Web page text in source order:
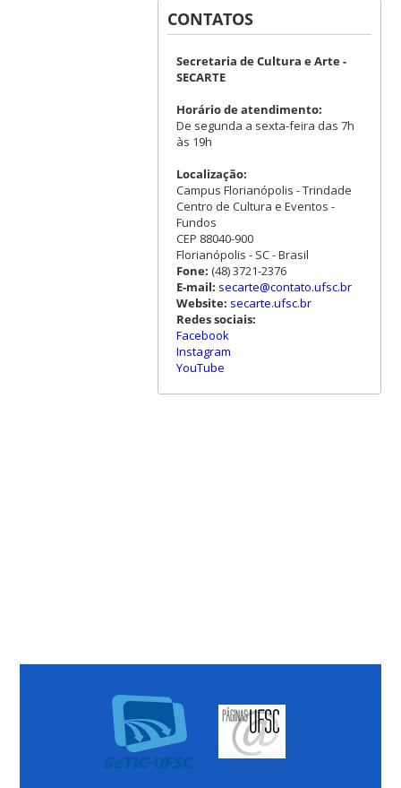
CONTATOS
Secretaria de Cultura e Arte -
SECARTE
Horário de atendimento:
De segunda a sexta-feira das 7h
às 19h
Localização:
Campus Florianópolis - Trindade
Centro de Cultura e Eventos -
Fundos
CEP 88040-900
Florianópolis - SC - Brasil
Fone: (48) 3721-2376
E-mail: secarte@contato.ufsc.br
Website: secarte.ufsc.br
Redes sociais:
Facebook
Instagram
YouTube